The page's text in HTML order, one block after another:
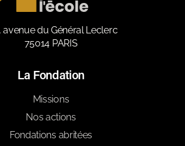
avenue du Général Leclerc
75014 PARIS
La Fondation
Missions
Nos actions
Fondations abritées